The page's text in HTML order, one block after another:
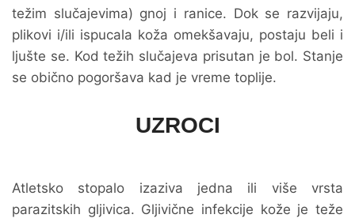
težim slučajevima) gnoj i ranice. Dok se razvijaju,
plikovi i/ili ispucala koža omekšavaju, postaju beli i
ljušte se. Kod težih slučajeva prisutan je bol. Stanje
se obično pogoršava kad je vreme toplije.
UZROCI
Atletsko stopalo izaziva jedna ili više vrsta
parazitskih gljivica. Gljivične infekcije kože je teže